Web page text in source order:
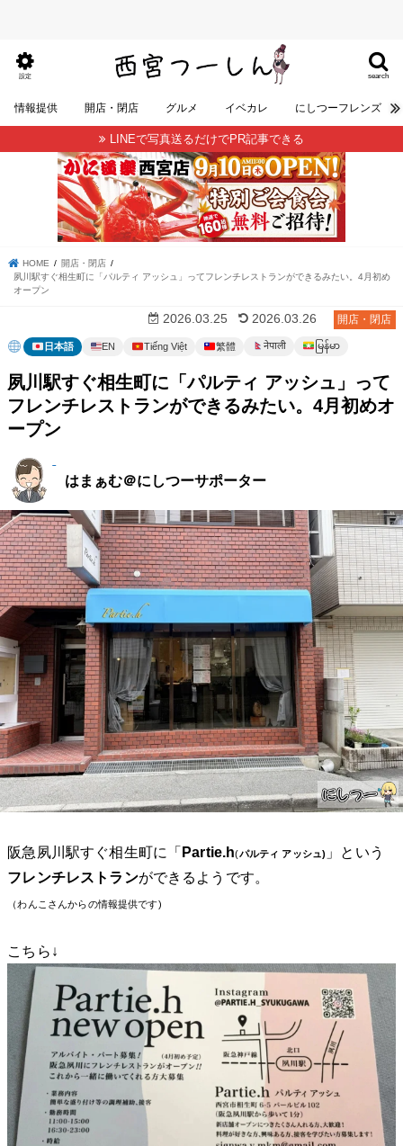
search
設定
情報提供 開店・閉店 グルメ イベカレ にしつーフレンズ
LINEで写真送るだけでPR記事できる
HOME
開店・閉店
夙川駅すぐ相生町に「パルティ アッシュ」ってフレンチレストランができるみたい。4月初め
オープン
開店・閉店
2026.03.25 2026.03.26
日本語 EN Tiếng Việt 繁體 नेपाली မြန်မာ
夙川駅すぐ相生町に「パルティ アッシュ」って
フレンチレストランができるみたい。4月初めオ
ープン
はまぁむ＠にしつーサポーター
阪急夙川駅すぐ相生町に「Partie.h(パルティ アッシュ) 」という
フレンチレストランができるようです。
（わんこさんからの情報提供です)
こちら↓